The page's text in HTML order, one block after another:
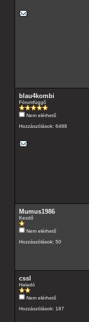
blau4kombi
Fórumfüggő
Nem elérhető
Hozzászólások: 6488
Mumus1986
Kezdő
Nem elérhető
Hozzászólások: 50
cssl
Haladó
Nem elérhető
Hozzászólások: 187